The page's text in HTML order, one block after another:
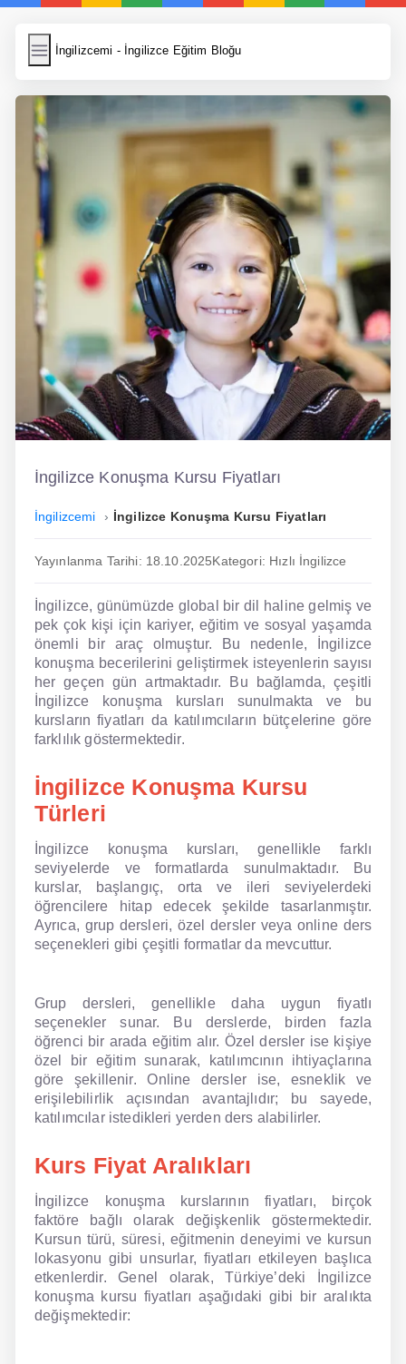
İngilizcemi - İngilizce Eğitim Bloğu
İngilizcemi
Resim Yükle
Wordpress Cache
Anasayfa
İngilizce Yemek Tarifleri
İngilizce Şarkı Sözleri
5 Günde İngilizce
Bilinçaltı İngilizce
İngilizce Biyografiler
İngilizce
Dil Eğitimi
Dil Kursu
En Ucuz İngilizce
En Uygun İngilizce
Hipnozla İngilizce
Hızlı İngilizce
İngilizce Kursu
NLP İngilizce
Offline İngilizce
Online İngilizce
Tavsiyeler
Gizlilik Politikası
Bize Ulaşın
İngilizce Konuşma Kursu Fiyatları
İngilizcemi İngilizce Konuşma Kursu Fiyatları
Yayınlanma Tarihi: 18.10.2025Kategori: Hızlı İngilizce
İngilizce, günümüzde global bir dil haline gelmiş ve
pek çok kişi için kariyer, eğitim ve sosyal yaşamda
önemli bir araç olmuştur. Bu nedenle, İngilizce
konuşma becerilerini geliştirmek isteyenlerin sayısı
her geçen gün artmaktadır. Bu bağlamda, çeşitli
İngilizce konuşma kursları sunulmakta ve bu
kursların fiyatları da katılımcıların bütçelerine göre
farklılık göstermektedir.
İngilizce Konuşma Kursu
Türleri
İngilizce konuşma kursları, genellikle farklı
seviyelerde ve formatlarda sunulmaktadır. Bu
kurslar, başlangıç, orta ve ileri seviyelerdeki
öğrencilere hitap edecek şekilde tasarlanmıştır.
Ayrıca, grup dersleri, özel dersler veya online ders
seçenekleri gibi çeşitli formatlar da mevcuttur.
Grup dersleri, genellikle daha uygun fiyatlı
seçenekler sunar. Bu derslerde, birden fazla
öğrenci bir arada eğitim alır. Özel dersler ise kişiye
özel bir eğitim sunarak, katılımcının ihtiyaçlarına
göre şekillenir. Online dersler ise, esneklik ve
erişilebilirlik açısından avantajlıdır; bu sayede,
katılımcılar istedikleri yerden ders alabilirler.
Kurs Fiyat Aralıkları
İngilizce konuşma kurslarının fiyatları, birçok
faktöre bağlı olarak değişkenlik göstermektedir.
Kursun türü, süresi, eğitmenin deneyimi ve kursun
lokasyonu gibi unsurlar, fiyatları etkileyen başlıca
etkenlerdir. Genel olarak, Türkiye’deki İngilizce
konuşma kursu fiyatları aşağıdaki gibi bir aralıkta
değişmektedir: